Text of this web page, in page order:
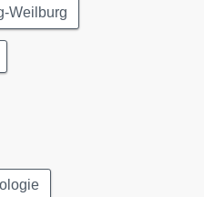
Weilburg